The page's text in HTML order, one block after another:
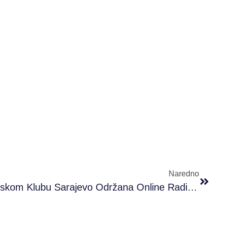
Naredno
U #PRONI Omladinskom Klubu Sarajevo Održana Online Radionica Digitalni Marketing